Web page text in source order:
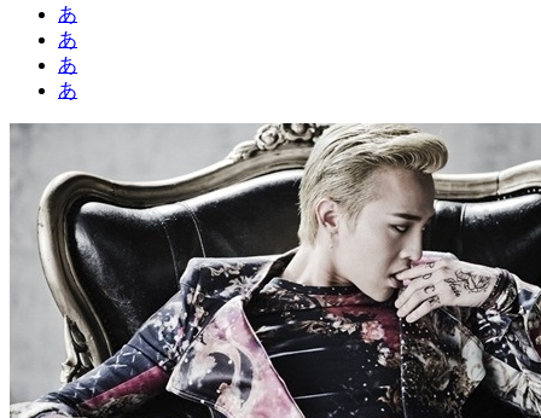
あ
あ
あ
あ